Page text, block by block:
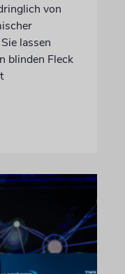
von
lassen
blinden Fleck